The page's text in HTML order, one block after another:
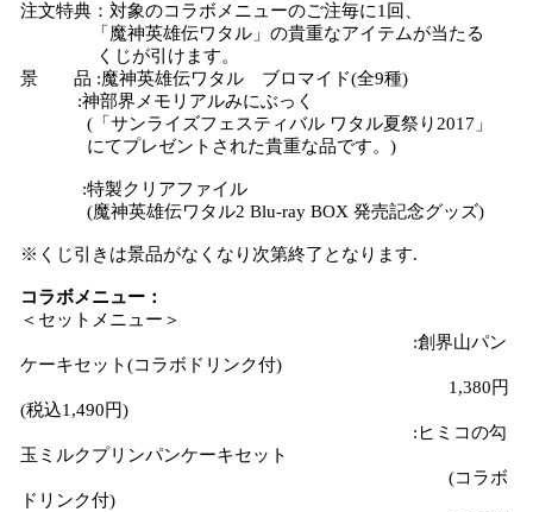
注文特典：対象のコラボメニューのご注毎に1回、
「魔神英雄伝ワタル」の貴重なアイテムが当たる
くじが引けます。
景 品 :魔神英雄伝ワタル ブロマイド(全9種)
:神部界メモリアルみにぶっく
(「サンライズフェスティバル ワタル夏祭り2017」
にてプレゼントされた貴重な品です。)
:特製クリアファイル
(魔神英雄伝ワタル2 Blu-ray BOX 発売記念グッズ)
※くじ引きは景品がなくなり次第終了となります.
コラボメニュー：
＜セットメニュー＞
:創界山パン
ケーキセット(コラボドリンク付)
1,380円
(税込1,490円)
:ヒミコの勾
玉ミルクプリンパンケーキセット
(コラボ
ドリンク付)